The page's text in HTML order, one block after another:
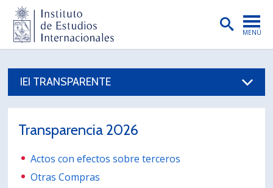
MENÚ
INSTITUTO
POSTGRADO
INVESTIGACIÓN
IEI TRANSPARENTE
Transparencia 2026
Actos con efectos sobre terceros
Otras Compras